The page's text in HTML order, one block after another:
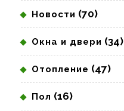
Новости (70)
Окна и двери (34)
Отопление (47)
Пол (16)